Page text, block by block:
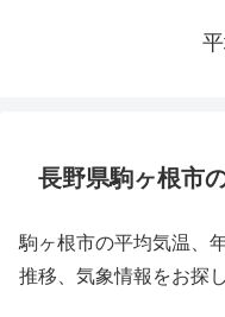
長野県駒ヶ根市
駒ヶ根市の平均気温、
推移、気象情報をお探